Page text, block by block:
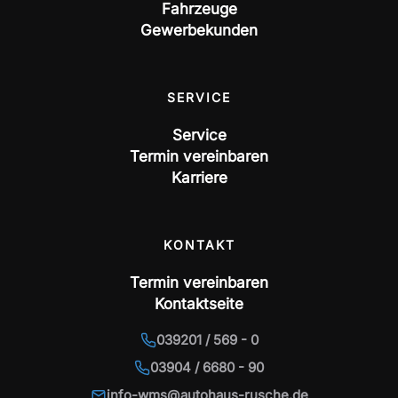
Fahrzeuge
Gewerbekunden
SERVICE
Service
Termin vereinbaren
Karriere
KONTAKT
Termin vereinbaren
Kontaktseite
039201 / 569 - 0
03904 / 6680 - 90